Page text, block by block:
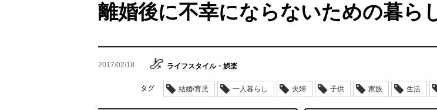
離婚後に不幸にならないための暮ら
2017/02/18 ライフスタイル・娯楽
タグ 結婚/育児 一人暮らし 夫婦 子供 家族 生活